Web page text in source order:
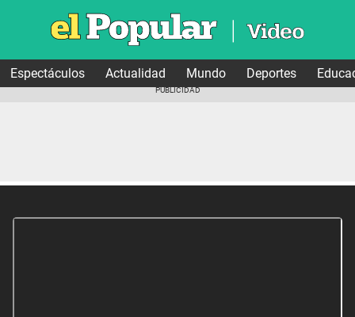
Espectáculos Actualidad Mundo Deportes